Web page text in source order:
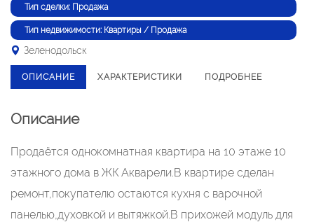
Тип сделки: Продажа
Тип недвижимости: Квартиры / Продажа
Зеленодольск
ОПИСАНИЕ ХАРАКТЕРИСТИКИ ПОДРОБНЕЕ
Описание
Продаётся однокомнатная квартира на 10 этаже 10
этажного дома в ЖК Акварели.В квартире сделан
ремонт,покупателю остаются кухня с варочной
панелью,духовкой и вытяжкой.В прихожей модуль для